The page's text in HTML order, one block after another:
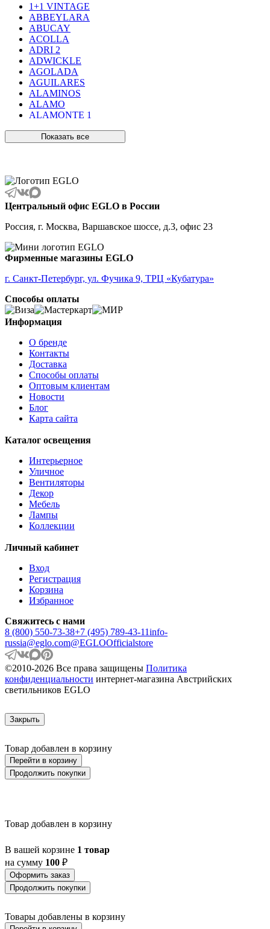
1+1 VINTAGE
ABBEYLARA
ABUCAY
ACOLLA
ADRI 2
ADWICKLE
AGOLADA
AGUILARES
ALAMINOS
ALAMO
ALAMONTE 1
ALBARACCIN
ALCUDIA
ALDERNEY
ALMANZORA
ALMEIDA
ALMEIDA 2
ALMONTE
ALMUDAINA
ALOBRASE
ALSAGER
ALVEZ
AMADORA
AMAKUSA
AMBATOBE
AMBILOBE
AMBONDRONA
AMBORIALA
AMEZAGA
AMOATSY
AMPITABE
AMSFIELD 1
ANJABE
ANTELAO
ANTIPOLO
ANWICK
ANWICK 1
ANZINO
APRICALE
ARACENA
ARANZOLA
ARGOLIS 2
ARISCANI
ARISCANI 2
ARNHEM
ARTANA
ASBY
ASINDRO
ATOLLARI
AULIYE
AUROTONELLO
AUSTELL
AZBARREN
BABIRIK
BALEZZE
BALIGIAN
BALIGUIAN
BALLINA
BAMPTON
BANI
BARI 1
BARI-M
BARNSTAPLE
BASALGO 1
BASILANO
BATABANO
Показать все
Центральный офис EGLO в России
Россия, г. Москва, Варшавское шоссе, д.3, офис 23
Фирменные магазины EGLO
г. Санкт-Петербург, ул. Фучика 9, ТРЦ «Кубатура»
Способы оплаты
Информация
О бренде
Контакты
Доставка
Способы оплаты
Оптовым клиентам
Новости
Блог
Карта сайта
Каталог освещения
Интерьерное
Уличное
Вентиляторы
Декор
Мебель
Лампы
Коллекции
Личный кабинет
Вход
Регистрация
Корзина
Избранное
Свяжитесь с нами
8 (800) 550-73-38+7 (495) 789-43-11info-
russia@eglo.com@EGLOOfficialstore
©2010-2026 Все права защищены Политика
конфиденциальности интернет-магазина Австрийских
светильников EGLO
Закрыть
Товар добавлен в корзину
Перейти в корзину
Продолжить покупки
Товар добавлен в корзину
В вашей корзине 1 товар
на сумму 100 ₽
Оформить заказ
Продолжить покупки
Товары добавлены в корзину